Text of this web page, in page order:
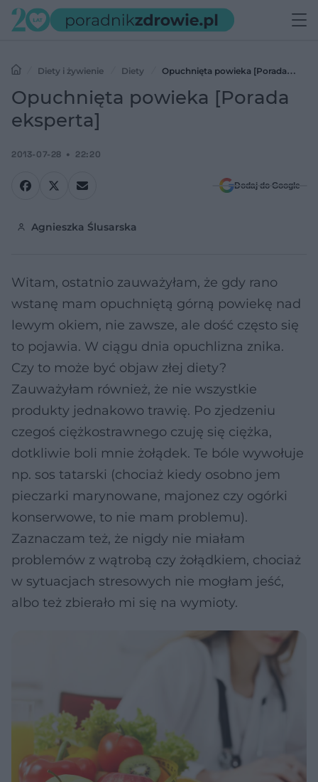
Diety i żywienie Diety
Opuchnięta powieka [Porada
eksperta]
Opuchnięta powieka [Porada
eksperta]
2013-07-28 22:20
Dodaj do Google
Agnieszka Ślusarska
Witam, ostatnio zauważyłam, że gdy rano
wstanę mam opuchniętą górną powiekę nad
lewym okiem, nie zawsze, ale dość często się
to pojawia. W ciągu dnia opuchlizna znika.
Czy to może być objaw złej diety?
Zauważyłam również, że nie wszystkie
produkty jednakowo trawię. Po zjedzeniu
czegoś ciężkostrawnego czuję się ciężka,
dotkliwie boli mnie żołądek. Te bóle wywołuje
np. sos tatarski (chociaż kiedy osobno jem
pieczarki marynowane, majonez czy ogórki
konserwowe, to nie mam problemu).
Zaznaczam też, że nigdy nie miałam
problemów z wątrobą czy żołądkiem, chociaż
w sytuacjach stresowych nie mogłam jeść,
albo też zbierało mi się na wymioty.